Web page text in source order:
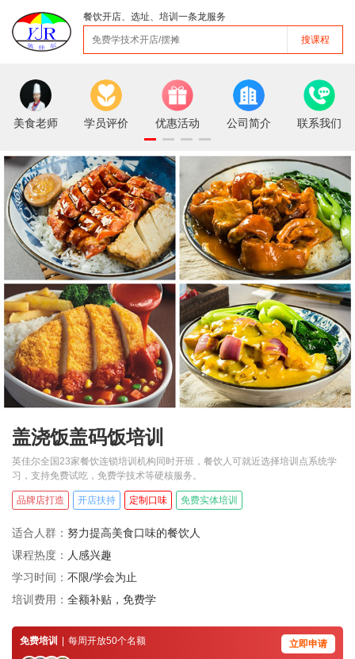
餐饮开店、选址、培训一条龙服务
搜课程
美食老师 学员评价 优惠活动 公司简介 联系我们
盖浇饭盖码饭培训
英佳尔全国23家餐饮连锁培训机构同时开班，餐饮人可就近选择培训点系统学
习，支持免费试吃，免费学技术等硬核服务。
品牌店打造 开店扶持 定制口味 免费实体培训
适合人群： 努力提高美食口味的餐饮人
课程热度： 人感兴趣
学习时间： 不限/学会为止
培训费用： 全额补贴，免费学
免费培训 每周开放50个名额 立即申请